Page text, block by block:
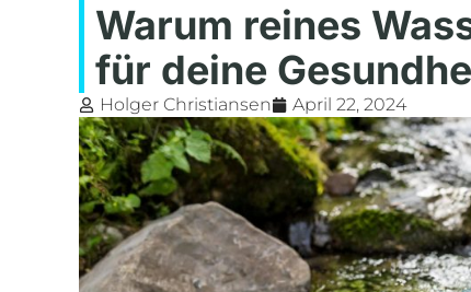
Warum reines
für deine
Holger Christiansen April 22, 2024